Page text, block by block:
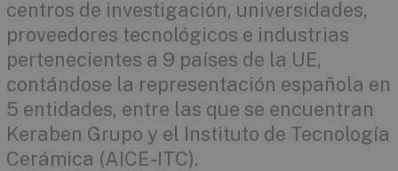
centros de investigación, universidades,
proveedores tecnológicos e industrias
pertenecientes a 9 países de la UE,
contándose la representación española en
5 entidades, entre las que se encuentran
Keraben Grupo y el Instituto de Tecnología
Cerámica (AICE-ITC).